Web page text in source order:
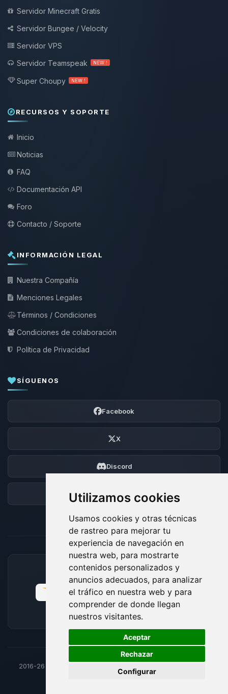
Utilizamos cookies
Usamos cookies y otras técnicas
de rastreo para mejorar tu
experiencia de navegación en
nuestra web, para mostrarte
contenidos personalizados y
anuncios adecuados, para analizar
el tráfico en nuestra web y para
comprender de donde llegan
nuestros visitantes.
Aceptar
Rechazar
Configurar
Servidor Minecraft Gratis
Servidor Bungee / Velocity
Servidor VPS
Servidor Teamspeak
NEW !
Super Choupy NEW !
RECURSOS Y SOPORTE
Inicio
Noticias
FAQ
Documentación API
Foro
Contacto / Soporte
INFORMACIÓN LEGAL
Nuestra Compañía
Menciones Legales
Términos / Condiciones
Condiciones de colaboración
Política de Privacidad
SÍGUENOS
Facebook
X
Discord
Foro
MÉTODOS DE PAGO ACEPTADOS
2016-26
ByteLogic
🍪